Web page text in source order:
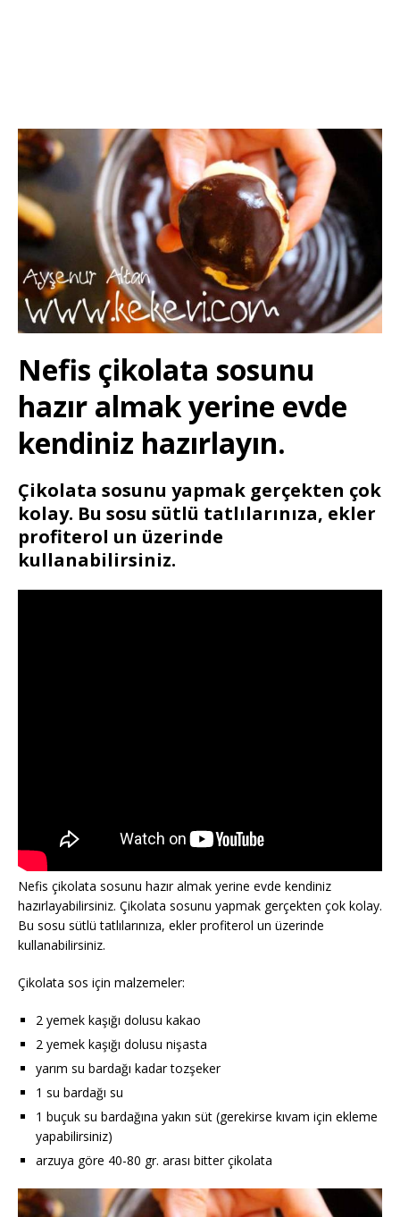
Nefis çikolata sosunu
hazır almak yerine evde
kendiniz hazırlayın.
Çikolata sosunu yapmak gerçekten çok
kolay. Bu sosu sütlü tatlılarınıza, ekler
profiterol un üzerinde
kullanabilirsiniz.
Nefis çikolata sosunu hazır almak yerine evde kendiniz
hazırlayabilirsiniz. Çikolata sosunu yapmak gerçekten çok kolay.
Bu sosu sütlü tatlılarınıza, ekler profiterol un üzerinde
kullanabilirsiniz.
Çikolata sos için malzemeler:
2 yemek kaşığı dolusu kakao
2 yemek kaşığı dolusu nişasta
yarım su bardağı kadar tozşeker
1 su bardağı su
1 buçuk su bardağına yakın süt (gerekirse kıvam için ekleme
yapabilirsiniz)
arzuya göre 40-80 gr. arası bitter çikolata